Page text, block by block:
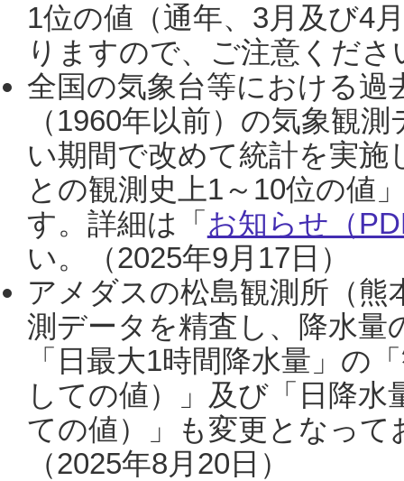
1位の値（通年、3月及び4
りますので、ご注意くだ
全国の気象台等における過
（1960年以前）の気象観
い期間で改めて統計を実
との観測史上1～10位の値
す。詳細は「 お知らせ（
い。（2025年9月17日）
アメダスの松島観測所（熊
測データを精査し、降水
「日最大1時間降水量」の
しての値）」及び「日降
ての値）」も変更となっ
（2025年8月20日）